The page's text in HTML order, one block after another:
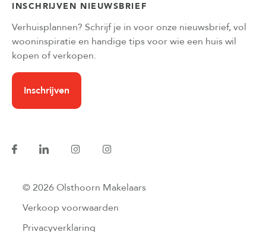
INSCHRIJVEN NIEUWSBRIEF
Verhuisplannen? Schrijf je in voor onze nieuwsbrief, vol
wooninspiratie en handige tips voor wie een huis wil
kopen of verkopen.
Inschrijven
© 2026 Olsthoorn Makelaars
Verkoop voorwaarden
Privacyverklaring